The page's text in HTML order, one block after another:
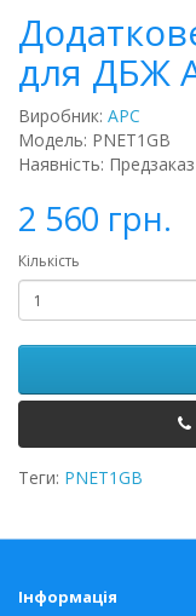
для ДБЖ
Виробник: APC
Модель: PNET1GB
Наявність:
2 560 грн.
Кількість
Теги: PNET1GB
Інформація